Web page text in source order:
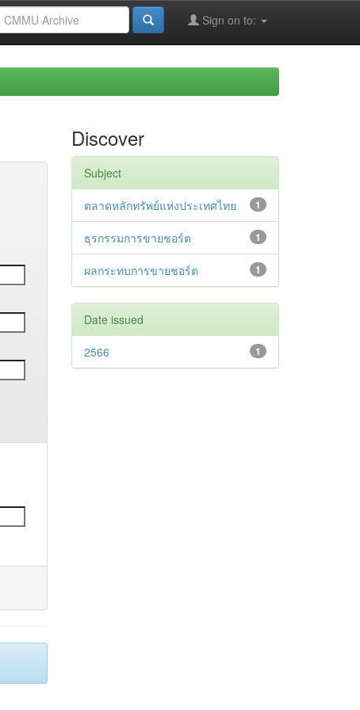
Sign on to:
Discover
Subject
1
ตลาดหลักทรัพย์แห่งประเทศไทย
1
ธุรกรรมการขายชอร์ต
1
ผลกระทบการขายชอร์ต
Date issued
1
2566